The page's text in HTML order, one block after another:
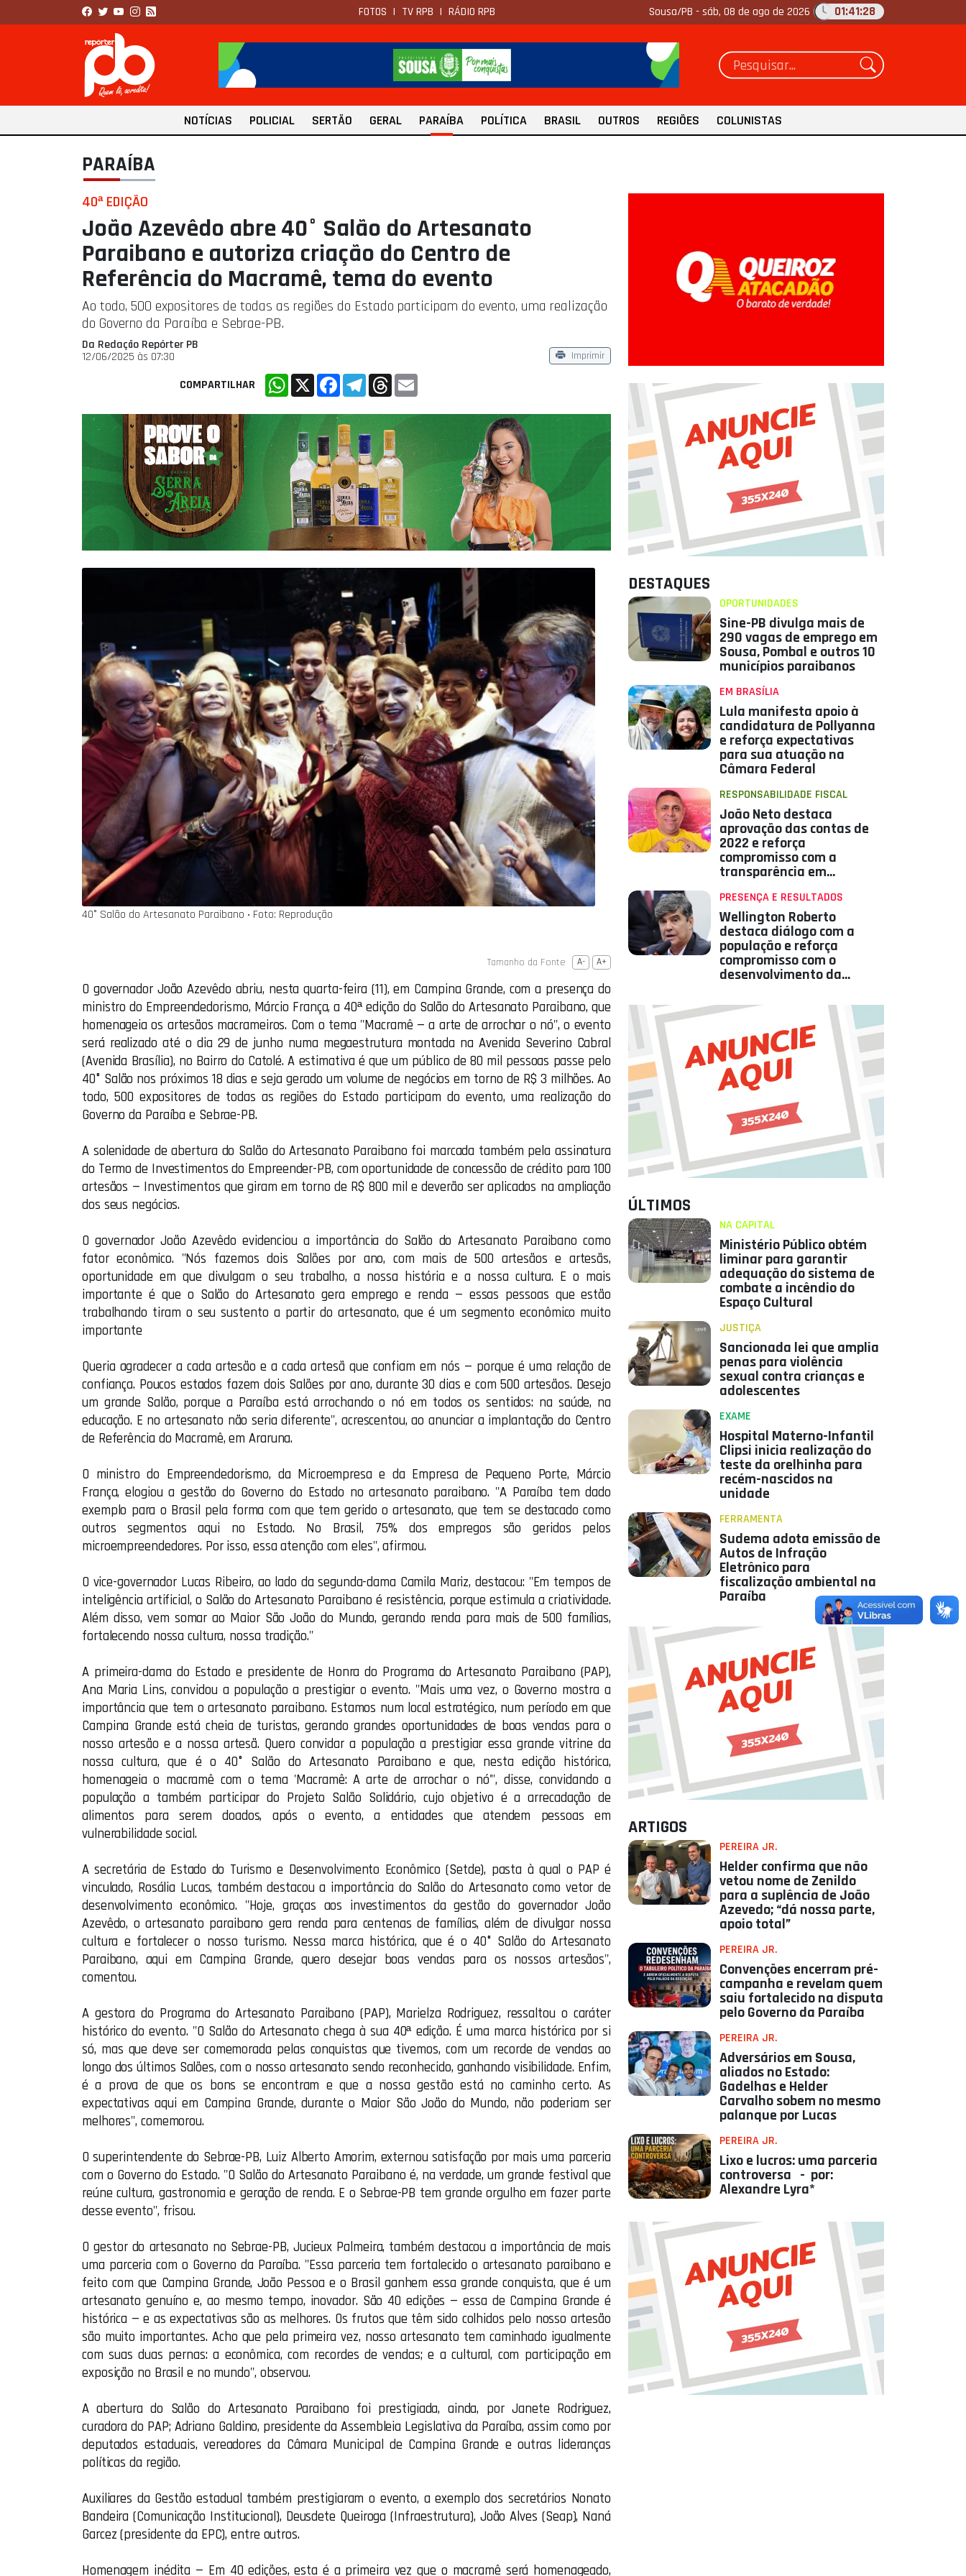
FOTOS | TV RPB | RÁDIO RPB Sousa/PB -sáb, 08 de ago de 2026 01:41:29
NOTÍCIAS POLICIAL SERTÃO GERAL PARAÍBA POLÍTICA BRASIL OUTROS REGIÕES COLUNISTAS
PARAÍBA
40ª EDIÇÃO
João Azevêdo abre 40° Salão do Artesanato
Paraibano e autoriza criação do Centro de
Referência do Macramê, tema do evento
Ao todo, 500 expositores de todas as regiões do Estado participam do evento, uma realização
do Governo da Paraíba e Sebrae-PB.
Da Redação Repórter PB
12/06/2025 às 07:30
Imprimir
COMPARTILHAR WhatsApp
X FacebookTelegramThreads
40° Salão do Artesanato Paraibano ‧ Foto: Reprodução
Tamanho da Fonte A- A+
O governador João Azevêdo abriu, nesta quarta-feira (11), em Campina Grande, com a presença do
ministro do Empreendedorismo, Márcio França, a 40ª edição do Salão do Artesanato Paraibano, que
homenageia os artesãos macrameiros. Com o tema "Macramê — a arte de arrochar o nó", o evento
será realizado até o dia 29 de junho numa megaestrutura montada na Avenida Severino Cabral
(Avenida Brasília), no Bairro do Catolé. A estimativa é que um público de 80 mil pessoas passe pelo
40° Salão nos próximos 18 dias e seja gerado um volume de negócios em torno de R$ 3 milhões. Ao
todo, 500 expositores de todas as regiões do Estado participam do evento, uma realização do
Governo da Paraíba e Sebrae-PB.
A solenidade de abertura do Salão do Artesanato Paraibano foi marcada também pela assinatura
do Termo de Investimentos do Empreender-PB, com oportunidade de concessão de crédito para 100
artesãos — Investimentos que giram em torno de R$ 800 mil e deverão ser aplicados na ampliação
dos seus negócios.
O governador João Azevêdo evidenciou a importância do Salão do Artesanato Paraibano como
fator econômico. "Nós fazemos dois Salões por ano, com mais de 500 artesãos e artesãs,
oportunidade em que divulgam o seu trabalho, a nossa história e a nossa cultura. E o mais
importante é que o Salão do Artesanato gera emprego e renda — essas pessoas que estão
trabalhando tiram o seu sustento a partir do artesanato, que é um segmento econômico muito
importante
Queria agradecer a cada artesão e a cada artesã que confiam em nós — porque é uma relação de
confiança. Poucos estados fazem dois Salões por ano, durante 30 dias e com 500 artesãos. Desejo
um grande Salão, porque a Paraíba está arrochando o nó em todos os sentidos: na saúde, na
educação. E no artesanato não seria diferente", acrescentou, ao anunciar a implantação do Centro
de Referência do Macramê, em Araruna.
O ministro do Empreendedorismo, da Microempresa e da Empresa de Pequeno Porte, Márcio
França, elogiou a gestão do Governo do Estado no artesanato paraibano. "A Paraíba tem dado
exemplo para o Brasil pela forma com que tem gerido o artesanato, que tem se destacado como
outros segmentos aqui no Estado. No Brasil, 75% dos empregos são geridos pelos
microempreendedores. Por isso, essa atenção com eles", afirmou.
O vice-governador Lucas Ribeiro, ao lado da segunda-dama Camila Mariz, destacou: "Em tempos de
inteligência artificial, o Salão do Artesanato Paraibano é resistência, porque estimula a criatividade.
Além disso, vem somar ao Maior São João do Mundo, gerando renda para mais de 500 famílias,
fortalecendo nossa cultura, nossa tradição."
A primeira-dama do Estado e presidente de Honra do Programa do Artesanato Paraibano (PAP),
Ana Maria Lins, convidou a população a prestigiar o evento. "Mais uma vez, o Governo mostra a
importância que tem o artesanato paraibano. Estamos num local estratégico, num período em que
Campina Grande está cheia de turistas, gerando grandes oportunidades de boas vendas para o
nosso artesão e a nossa artesã. Quero convidar a população a prestigiar essa grande vitrine da
nossa cultura, que é o 40° Salão do Artesanato Paraibano e que, nesta edição histórica,
homenageia o macramê com o tema 'Macramê: A arte de arrochar o nó'", disse, convidando a
população a também participar do Projeto Salão Solidário, cujo objetivo é a arrecadação de
alimentos para serem doados, após o evento, a entidades que atendem pessoas em
vulnerabilidade social.
A secretária de Estado do Turismo e Desenvolvimento Econômico (Setde), pasta à qual o PAP é
vinculado, Rosália Lucas, também destacou a importância do Salão do Artesanato como vetor de
desenvolvimento econômico. "Hoje, graças aos investimentos da gestão do governador João
Azevêdo, o artesanato paraibano gera renda para centenas de famílias, além de divulgar nossa
cultura e fortalecer o nosso turismo. Nessa marca histórica, que é o 40° Salão do Artesanato
Paraibano, aqui em Campina Grande, quero desejar boas vendas para os nossos artesãos",
comentou.
A gestora do Programa do Artesanato Paraibano (PAP), Marielza Rodriguez, ressaltou o caráter
histórico do evento. "O Salão do Artesanato chega à sua 40ª edição. É uma marca histórica por si
só, mas que deve ser comemorada pelas conquistas que tivemos, com um recorde de vendas ao
longo dos últimos Salões, com o nosso artesanato sendo reconhecido, ganhando visibilidade. Enfim,
é a prova de que os bons se encontram e que a nossa gestão está no caminho certo. As
expectativas aqui em Campina Grande, durante o Maior São João do Mundo, não poderiam ser
melhores", comemorou.
O superintendente do Sebrae-PB, Luiz Alberto Amorim, externou satisfação por mais uma parceria
com o Governo do Estado. "O Salão do Artesanato Paraibano é, na verdade, um grande festival que
reúne cultura, gastronomia e geração de renda. E o Sebrae-PB tem grande orgulho em fazer parte
desse evento", frisou.
O gestor do artesanato no Sebrae-PB, Jucieux Palmeira, também destacou a importância de mais
uma parceria com o Governo da Paraíba. "Essa parceria tem fortalecido o artesanato paraibano e
feito com que Campina Grande, João Pessoa e o Brasil ganhem essa grande conquista, que é um
artesanato genuíno e, ao mesmo tempo, inovador. São 40 edições — essa de Campina Grande é
histórica — e as expectativas são as melhores. Os frutos que têm sido colhidos pelo nosso artesão
são muito importantes. Acho que pela primeira vez, nosso artesanato tem caminhado igualmente
com suas duas pernas: a econômica, com recordes de vendas; e a cultural, com participação em
exposição no Brasil e no mundo", observou.
A abertura do Salão do Artesanato Paraibano foi prestigiada, ainda, por Janete Rodriguez,
curadora do PAP; Adriano Galdino, presidente da Assembleia Legislativa da Paraíba, assim como por
deputados estaduais, vereadores da Câmara Municipal de Campina Grande e outras lideranças
políticas da região.
Auxiliares da Gestão estadual também prestigiaram o evento, a exemplo dos secretários Nonato
Bandeira (Comunicação Institucional), Deusdete Queiroga (Infraestrutura), João Alves (Seap), Naná
Garcez (presidente da EPC), entre outros.
Homenagem inédita — Em 40 edições, esta é a primeira vez que o macramê será homenageado,
DESTAQUES
OPORTUNIDADES
Sine-PB divulga mais de
290 vagas de emprego em
Sousa, Pombal e outros 10
municípios paraibanos
EM BRASÍLIA
Lula manifesta apoio à
candidatura de Pollyanna
e reforça expectativas
para sua atuação na
Câmara Federal
RESPONSABILIDADE FISCAL
João Neto destaca
aprovação das contas de
2022 e reforça
compromisso com a
transparência em
PRESENÇA E RESULTADOS
Wellington Roberto
destaca diálogo com a
população e reforça
compromisso com o
desenvolvimento da
ÚLTIMOS
NA CAPITAL
Ministério Público obtém
liminar para garantir
adequação do sistema de
combate a incêndio do
Espaço Cultural
JUSTIÇA
Sancionada lei que amplia
penas para violência
sexual contra crianças e
adolescentes
EXAME
Hospital Materno-Infantil
Clipsi inicia realização do
teste da orelhinha para
recém-nascidos na
unidade
FERRAMENTA
Sudema adota emissão de
Autos de Infração
Eletrônico para
fiscalização ambiental na
Paraíba
ARTIGOS
PEREIRA JR.
Helder confirma que não
vetou nome de Zenildo
para a suplência de João
Azevedo; “dá nossa parte,
apoio total”
PEREIRA JR.
Convenções encerram pré-
campanha e revelam quem
saiu fortalecido na disputa
pelo Governo da Paraíba
PEREIRA JR.
Adversários em Sousa,
aliados no Estado:
Gadelhas e Helder
Carvalho sobem no mesmo
palanque por Lucas
PEREIRA JR.
Lixo e lucros: uma parceria
controversa - por:
Alexandre Lyra*